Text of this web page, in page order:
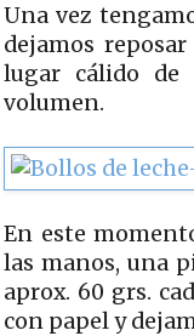
Una vez
dejamos
lugar cálido de
volumen.
En este
las manos, una
aprox. 60 grs.
con papel y